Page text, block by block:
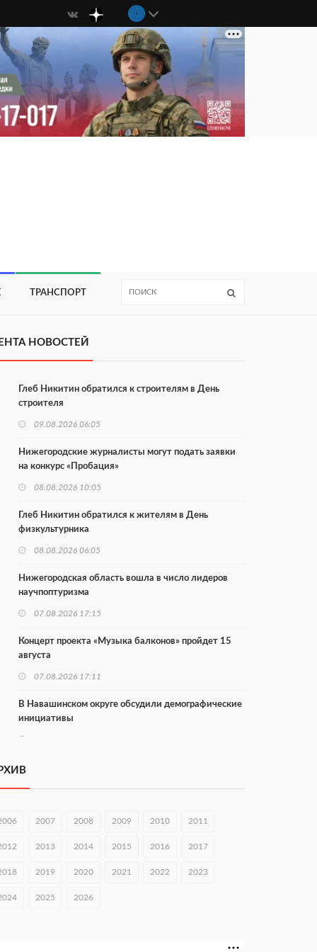
ТРАНСПОРТ
НОВОСТЕЙ
Глеб Никитин обратился к строителям в День
строителя
09.08.2026 06:05
Нижегородские журналисты могут подать заявки
на конкурс «Пробация»
08.08.2026 10:05
Глеб Никитин обратился к жителям в День
физкультурника
08.08.2026 06:05
Нижегородская область вошла в число лидеров
научпоптуризма
07.08.2026 17:15
Концерт проекта «Музыка балконов» пройдет 15
августа
07.08.2026 17:11
В Навашинском округе обсудили демографические
инициативы
Институт развития агломерации разработал 39
Нижний Новгород
В Нижегородской области прошло заседание АТК и
2007 2008 2009 2010 2011
2013 2014 2015 2016 2017
2019 2020 2021 2022 2023
2025 2026